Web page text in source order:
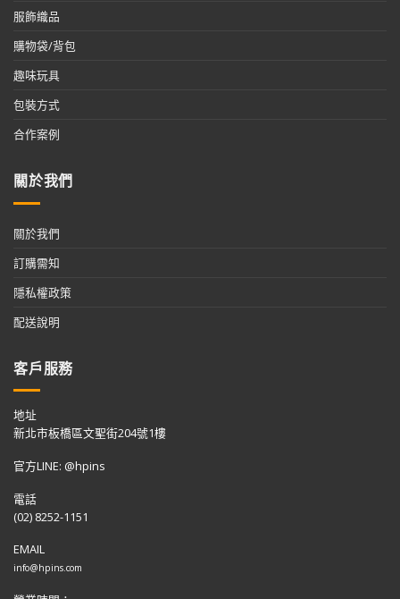
服飾織品
購物袋/背包
趣味玩具
包裝方式
合作案例
關於我們
關於我們
訂購需知
隱私權政策
配送說明
客戶服務
地址
新北市板橋區文聖街204號1樓
官方LINE: @hpins
電話
(02) 8252-1151
EMAIL
info@hpins.com